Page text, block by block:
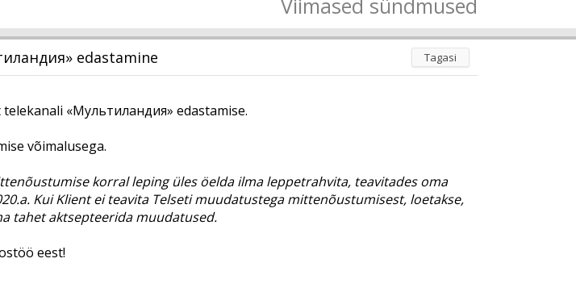
Viimased sündmused
edastamine Tagasi
«Мультиландия» edastamise.
võimalusega.
korral leping üles öelda ilma leppetrahvita, teavitades oma
Kui Klient ei teavita Telseti muudatustega mittenõustumisest, loetakse,
tahet aktsepteerida muudatused.
eest!